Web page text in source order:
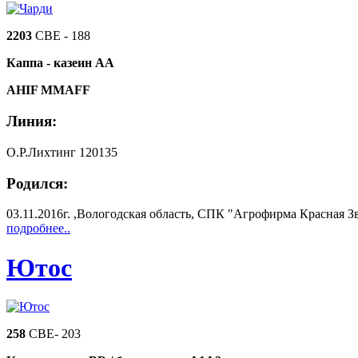
2203 СВЕ - 188
Каппа - казеин АА
АНIF MMAFF
Линия:
О.Р.Лихтинг 120135
Родился:
03.11.2016г. ,Вологодская область, СПК "Агрофирма Красная
подробнее..
Ютос
258 СВЕ- 203